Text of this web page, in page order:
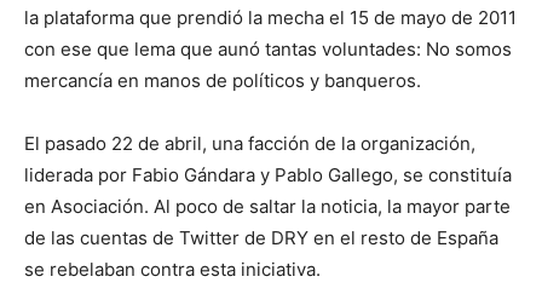
la plataforma que prendió la mecha el 15 de mayo de 2011
con ese que lema que aunó tantas voluntades: No somos
mercancía en manos de políticos y banqueros.
El pasado 22 de abril, una facción de la organización,
liderada por Fabio Gándara y Pablo Gallego, se constituía
en Asociación. Al poco de saltar la noticia, la mayor parte
de las cuentas de Twitter de DRY en el resto de España
se rebelaban contra esta iniciativa.